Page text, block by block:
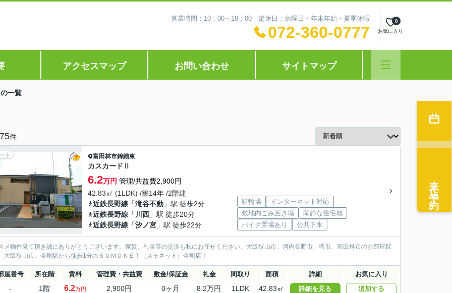
営業時間：10：00～18：00 定休日：水曜日・年末年始・夏季休暇
072-360-0777 お気に入り
0
アクセスマップ お問い合わせ サイトマップ
一覧
75件
ト 富田林市錦織東
カスカードⅡ
6.2万円 管理/共益費2,900円
42.83㎡ (1LDK) /築14年 /2階建
近鉄長野線 「滝谷不動 」駅 徒歩2分
近鉄長野線 「 川西 」駅 徒歩20分
近鉄長野線 「汐ノ宮 」駅 徒歩22分
駐輪場
インターネット対応
敷地内ごみ置き場
閑静な住宅地
バイク置場あり
公共下水
メ物件見て頂き誠にありがとうございます。家賃、礼金等の交渉も私にお任せください。大阪狭山市、河内長野市、堺市、富田林市のお部屋探
大阪狭山市、金剛駅から徒歩1分のＳＵＭＯＮＥＴ（スモネット）金剛店！
屋番号 所在階 賃料 管理費・共益費 敷金/保証金 礼金 間取り 面積 詳細 お気に入り
- 1階 6.2万円 2,900円 0ヶ月 8.2万円 1LDK 42.83㎡ 詳細を見る 追加する
来店予約